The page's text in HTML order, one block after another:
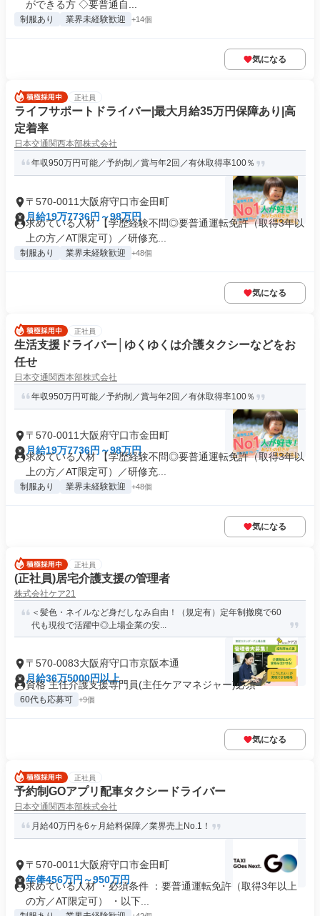
ができる方 ◇要普通自...
制服あり 業界未経験歓迎 +14個
気になる
正社員
ライフサポートドライバー|最大月給35万円保障あり|高
定着率
日本交通関西本部株式会社
年収950万円可能／予約制／賞与年2回／有休取得率100％
〒570-0011大阪府守口市金田町
月給19万7736円～98万円
求めている人材 【学歴経験不問◎要普通運転免許（取得3年以
上の方／AT限定可）／研修充...
制服あり 業界未経験歓迎 +48個
気になる
正社員
生活支援ドライバー│ゆくゆくは介護タクシーなどをお
任せ
日本交通関西本部株式会社
年収950万円可能／予約制／賞与年2回／有休取得率100％
〒570-0011大阪府守口市金田町
月給19万7736円～98万円
求めている人材 【学歴経験不問◎要普通運転免許（取得3年以
上の方／AT限定可）／研修充...
制服あり 業界未経験歓迎 +48個
気になる
正社員
(正社員)居宅介護支援の管理者
株式会社ケア21
＜髪色・ネイルなど身だしなみ自由！（規定有）定年制撤廃で60
代も現役で活躍中◎上場企業の安...
〒570-0083大阪府守口市京阪本通
月給36万5000円以上
資格 主任介護支援専門員(主任ケアマネジャー)必須
60代も応募可 +9個
気になる
正社員
予約制GOアプリ配車タクシードライバー
日本交通関西本部株式会社
月給40万円を6ヶ月給料保障／業界売上No.1！
〒570-0011大阪府守口市金田町
年俸456万円～950万円
求めている人材 ・必須条件 ：要普通運転免許（取得3年以上
の方／AT限定可） ・以下...